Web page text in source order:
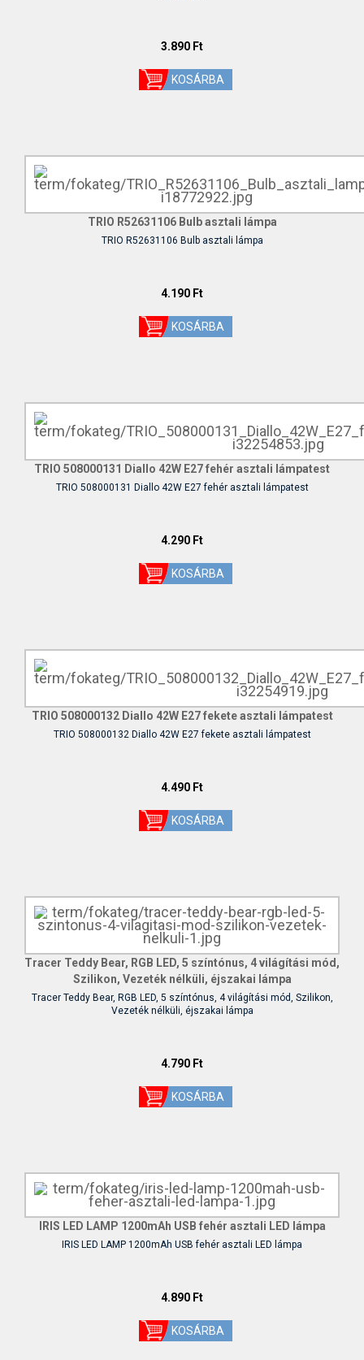
3.890 Ft
TRIO R52631106 Bulb asztali lámpa
TRIO R52631106 Bulb asztali lámpa
4.190 Ft
TRIO 508000131 Diallo 42W E27 fehér asztali lámpatest
TRIO 508000131 Diallo 42W E27 fehér asztali lámpatest
4.290 Ft
TRIO 508000132 Diallo 42W E27 fekete asztali lámpatest
TRIO 508000132 Diallo 42W E27 fekete asztali lámpatest
4.490 Ft
Tracer Teddy Bear, RGB LED, 5 színtónus, 4 világítási mód,
Szilikon, Vezeték nélküli, éjszakai lámpa
Tracer Teddy Bear, RGB LED, 5 színtónus, 4 világítási mód, Szilikon,
Vezeték nélküli, éjszakai lámpa
4.790 Ft
IRIS LED LAMP 1200mAh USB fehér asztali LED lámpa
IRIS LED LAMP 1200mAh USB fehér asztali LED lámpa
4.890 Ft